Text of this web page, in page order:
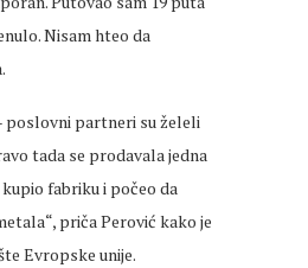
Nisam hteo da
poslovni partneri su želeli
tada se prodavala jedna
fabriku i počeo da
priča Perović kako je
Evropske unije.